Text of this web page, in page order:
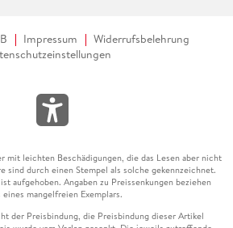
Impressum
Widerrufsbelehrung
mit leichten Beschädigungen, die das Lesen aber nicht
sind durch einen Stempel als solche gekennzeichnet.
aufgehoben. Angaben zu Preissenkungen beziehen
mangelfreien Exemplars.
der Preisbindung, die Preisbindung dieser Artikel